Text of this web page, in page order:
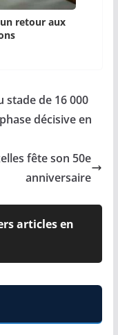
retour aux
stade de 16 000
décisive en
fête son 50e
anniversaire
articles en